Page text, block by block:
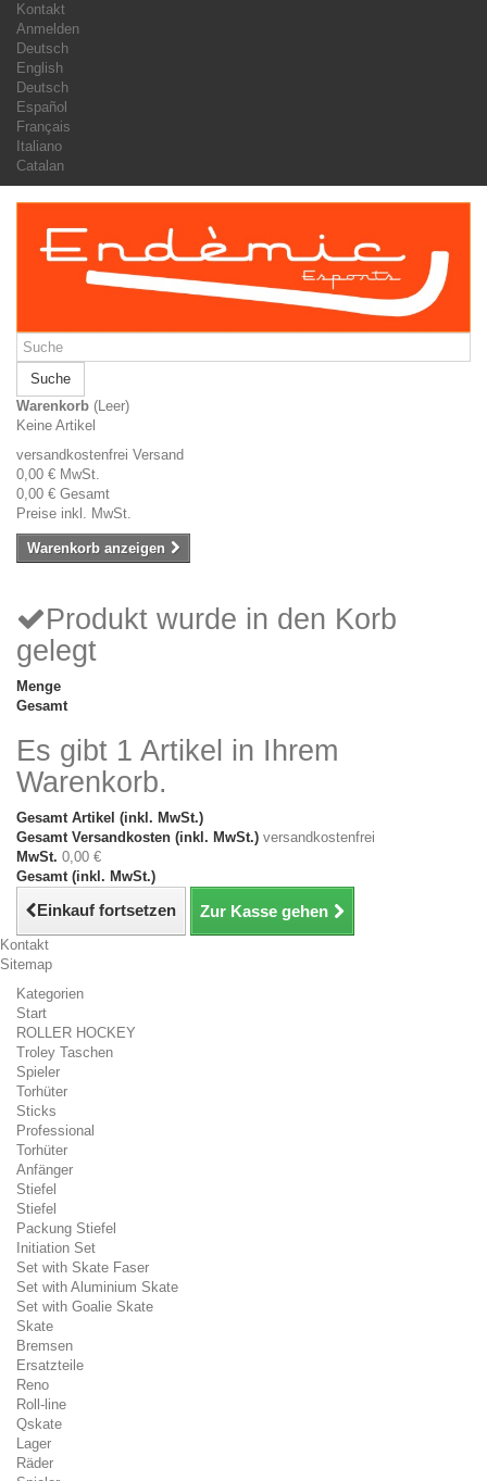
Kontakt
Anmelden
Deutsch
English
Deutsch
Español
Français
Italiano
Catalan
Suche
Warenkorb (Leer)
Keine Artikel
versandkostenfrei Versand
0,00 € MwSt.
0,00 € Gesamt
Preise inkl. MwSt.
Warenkorb anzeigen
Produkt wurde in den Korb
gelegt
Menge
Gesamt
Es gibt 1 Artikel in Ihrem
Warenkorb.
Gesamt Artikel (inkl. MwSt.)
Gesamt Versandkosten (inkl. MwSt.) versandkostenfrei
MwSt. 0,00 €
Gesamt (inkl. MwSt.)
Einkauf fortsetzen Zur Kasse gehen
Kontakt
Sitemap
Kategorien
Start
ROLLER HOCKEY
Troley Taschen
Spieler
Torhüter
Sticks
Professional
Torhüter
Anfänger
Stiefel
Stiefel
Packung Stiefel
Initiation Set
Set with Skate Faser
Set with Aluminium Skate
Set with Goalie Skate
Skate
Bremsen
Ersatzteile
Reno
Roll-line
Qskate
Lager
Räder